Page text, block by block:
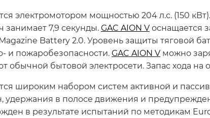
электромотором мощностью 204 л.с. (150
занимает 7,9 секунды.GAC AION Vоснащается
Battery 2.0. Уровень защиты тяговой
и пожаробезопасности.GAC AION V можно
обычной бытовой электросети. Запас хода на
широким набором систем активной и
удержания в полосе движения и
в результате испытаний по методикам